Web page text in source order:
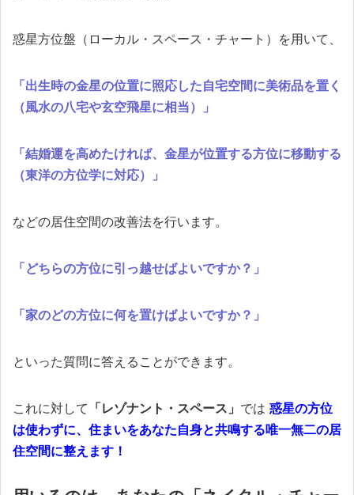
惑星方位盤（ローカル・スペース・チャート）を用いて、
「出生時の金星の位置に照応した自宅空間に美術品を置く
（風水の八宅や玄空飛星に相当）」
「結婚運を高めたければ、金星が位置する方位に移動する
（東洋の方位学に対応）」
などの居住空間の改善法を行います。
「どちらの方位に引っ越せばよいですか？」
「家のどの方位に何を置けばよいですか？」
といった質問に答えることができます。
これに対して 「レゾナント・スペース」 では 惑星の方位
は使わずに、住まいをあなた自身と共鳴する唯一無二の居
住空間に整えます！